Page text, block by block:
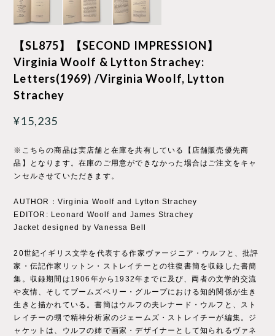
【SL875】【SECOND IMPRESSION】
Virginia Woolf & Lytton Strachey:
Letters(1969) /Virginia Woolf, Lytton
Strachey
¥15,235
※こちらの商品は実店舗と在庫を共有している【店舗販売優先商
品】となります。在庫のご用意ができなかった場合はご注文をキャ
ンセルさせていただきます。
AUTHOR：Virginia Woolf and Lytton Strachey
EDITOR: Leonard Woolf and James Strachey
Jacket designed by Vanessa Bell
20世紀イギリス文学を代表する作家ヴァージニア・ウルフと、批評
家・伝記作家リットン・ストレイチーとの往復書簡を収録した書簡
集。収録期間は1906年から1932年までに及び、両者の文学的交流
や友情、そしてブームズベリー・グループにおける知的関係が生き
生きと描かれている。書簡はウルフの夫レナード・ウルフと、スト
レイチーの甥で精神分析家のジェームズ・ストレイチーが編集。ジ
ャケットは、ウルフの姉で画家・デザイナーとして知られるヴァネ